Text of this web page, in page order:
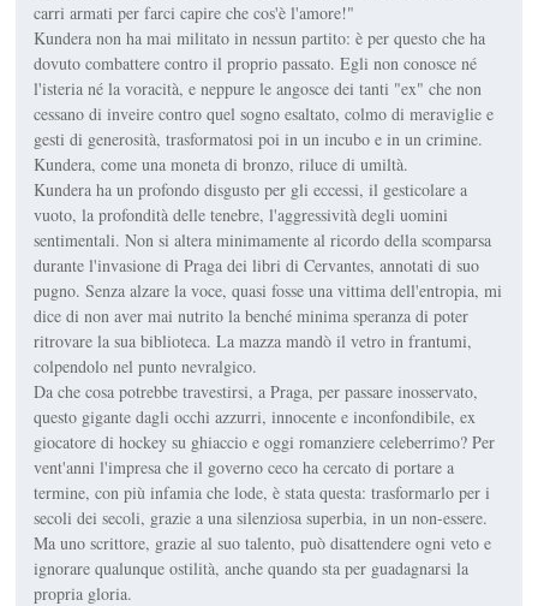
carri armati per farci capire che cos'è l'amore!"
Kundera non ha mai militato in nessun partito: è per questo che ha
dovuto combattere contro il proprio passato. Egli non conosce né
l'isteria né la voracità, e neppure le angosce dei tanti "ex" che non
cessano di inveire contro quel sogno esaltato, colmo di meraviglie e
gesti di generosità, trasformatosi poi in un incubo e in un crimine.
Kundera, come una moneta di bronzo, riluce di umiltà.
Kundera ha un profondo disgusto per gli eccessi, il gesticolare a
vuoto, la profondità delle tenebre, l'aggressività degli uomini
sentimentali. Non si altera minimamente al ricordo della scomparsa
durante l'invasione di Praga dei libri di Cervantes, annotati di suo
pugno. Senza alzare la voce, quasi fosse una vittima dell'entropia, mi
dice di non aver mai nutrito la benché minima speranza di poter
ritrovare la sua biblioteca. La mazza mandò il vetro in frantumi,
colpendolo nel punto nevralgico.
Da che cosa potrebbe travestirsi, a Praga, per passare inosservato,
questo gigante dagli occhi azzurri, innocente e inconfondibile, ex
giocatore di hockey su ghiaccio e oggi romanziere celeberrimo? Per
vent'anni l'impresa che il governo ceco ha cercato di portare a
termine, con più infamia che lode, è stata questa: trasformarlo per i
secoli dei secoli, grazie a una silenziosa superbia, in un non-essere.
Ma uno scrittore, grazie al suo talento, può disattendere ogni veto e
ignorare qualunque ostilità, anche quando sta per guadagnarsi la
propria gloria.